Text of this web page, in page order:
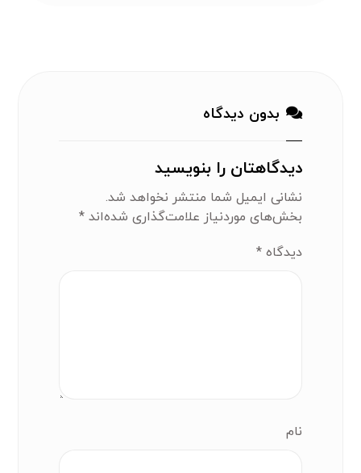
بدون دیدگاه
دیدگاهتان را بنویسید
نشانی ایمیل شما منتشر نخواهد شد.
بخش‌های موردنیاز علامت‌گذاری شده‌اند*
دیدگاه*
نام